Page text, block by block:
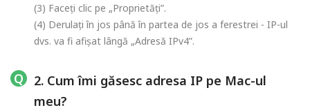
(3) Faceți clic pe „Proprietăți”.
(4) Derulați în jos până în partea de jos a ferestrei - IP-ul
dvs. va fi afișat lângă „Adresă IPv4”.
2. Cum îmi găsesc adresa IP pe Mac-ul
meu?